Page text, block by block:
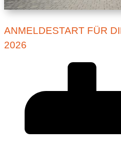
ANMELDESTART FÜR
2026